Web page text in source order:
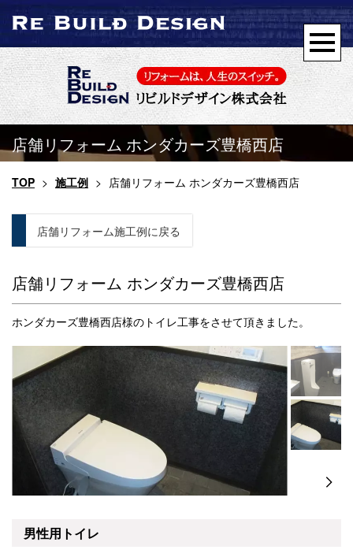
店舗リフォーム ホンダカーズ豊橋西店
TOP > 施工例 > 店舗リフォーム ホンダカーズ豊橋西店
店舗リフォーム施工例に戻る
店舗リフォーム ホンダカーズ豊橋西店
ホンダカーズ豊橋西店様のトイレ工事をさせて頂きました。
男性用トイレ